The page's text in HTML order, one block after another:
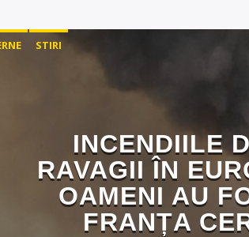
STIRI
INCENDIILE
RAVAGII ÎN
OAMENI AU
FRANȚA